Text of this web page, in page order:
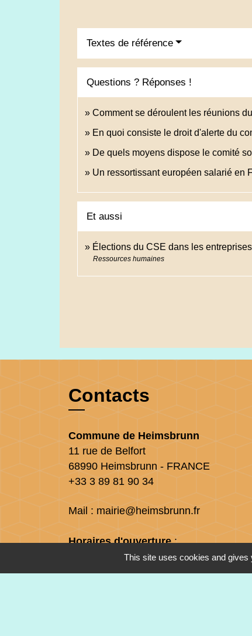
Textes de référence
Questions ? Réponses !
Comment se déroulent les réunions
En quoi consiste le droit d'alerte du
De quels moyens dispose le comité
Un ressortissant européen salarié en
Et aussi
Élections du CSE dans les
Ressources humaines
Contacts
Commune de Heimsbrunn
11 rue de Belfort
68990 Heimsbrunn - FRANCE
+33 3 89 81 90 34
Mail : mairie@heimsbrunn.fr
Horaires d'ouverture:
Jusqu'au 31 août :
This site uses cookies and